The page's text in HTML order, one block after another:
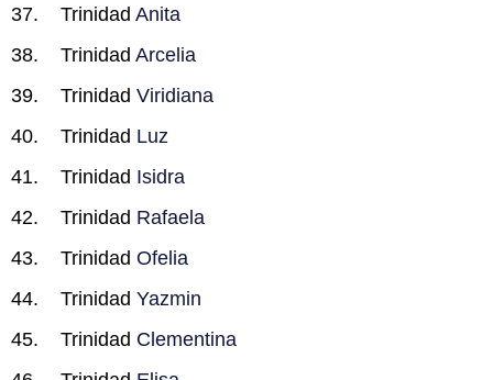
Trinidad Anita
Trinidad Arcelia
Trinidad Viridiana
Trinidad Luz
Trinidad Isidra
Trinidad Rafaela
Trinidad Ofelia
Trinidad Yazmin
Trinidad Clementina